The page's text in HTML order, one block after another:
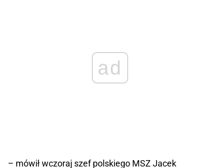
ad
– mówił wczoraj szef polskiego MSZ Jacek